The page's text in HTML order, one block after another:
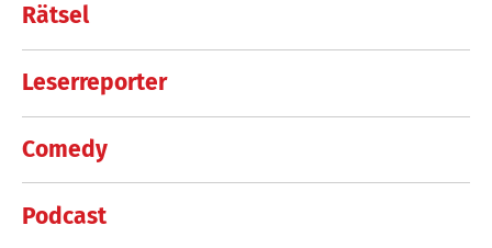
Rätsel
Leserreporter
Comedy
Podcast